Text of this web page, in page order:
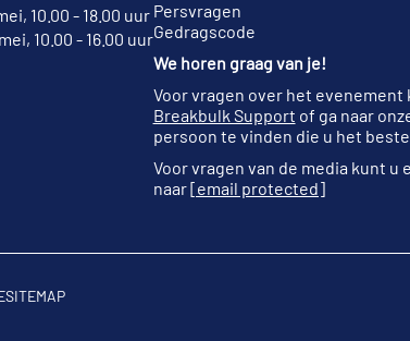
10.00 - 18.00 uur
10.00 - 16.00 uur
Persvragen
Gedragscode
We horen graag van je!
Voor vragen over het
Breakbulk Support of ga naar
persoon te vinden die u het
Voor vragen van de media kunt u
naar[email protected]
SITEMAP